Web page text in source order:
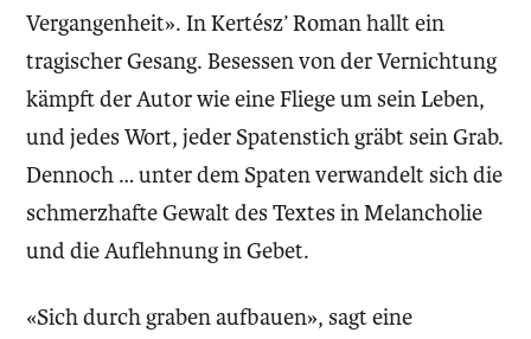
Vergangenheit». In Kertész’ Roman hallt ein
tragischer Gesang. Besessen von der Vernichtung
kämpft der Autor wie eine Fliege um sein Leben,
und jedes Wort, jeder Spatenstich gräbt sein Grab.
Dennoch … unter dem Spaten verwandelt sich die
schmerzhafte Gewalt des Textes in Melancholie
und die Auflehnung in Gebet.
«Sich durch graben aufbauen», sagt eine